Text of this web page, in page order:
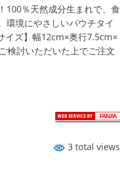
100％天然成分生まれで、食
環境にやさしいパウチタイ
イズ】幅12cm×奥行7.5cm×
検討いただいた上でご注文
3 total views